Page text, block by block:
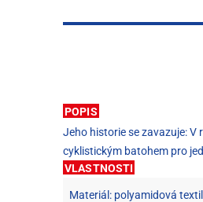
POPIS
Jeho historie se zavazuje:
cyklistickým batohem pro
VLASTNOSTI
Materiál: polyamidová